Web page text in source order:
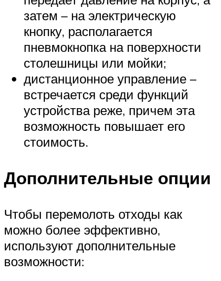
затем – на электрическую
кнопку, располагается
пневмокнопка на поверхности
столешницы или мойки;
дистанционное управление –
встречается среди функций
устройства реже, причем эта
возможность повышает его
стоимость.
Дополнительные опции
Чтобы перемолоть отходы как
можно более эффективно,
используют дополнительные
возможности: